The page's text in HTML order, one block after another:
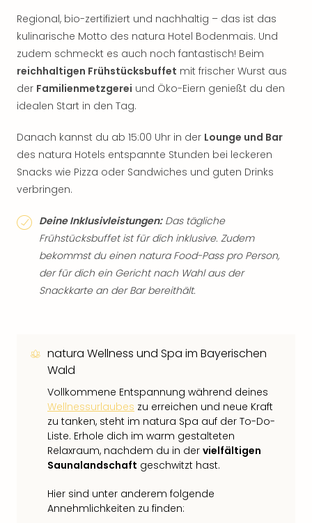
Regional, bio-zertifiziert und nachhaltig – das ist das
kulinarische Motto des natura Hotel Bodenmais. Und
zudem schmeckt es auch noch fantastisch! Beim
reichhaltigen Frühstücksbuffet mit frischer Wurst aus
der Familienmetzgerei und Öko-Eiern genießt du den
idealen Start in den Tag.
Danach kannst du ab 15:00 Uhr in der Lounge und Bar
des natura Hotels entspannte Stunden bei leckeren
Snacks wie Pizza oder Sandwiches und guten Drinks
verbringen.
Deine Inklusivleistungen:Das tägliche
Frühstücksbuffet ist für dich inklusive. Zudem
bekommst du einen natura Food-Pass pro Person,
der für dich ein Gericht nach Wahl aus der
Snackkarte an der Bar bereithält.
natura Wellness und Spa im Bayerischen
Wald
Vollkommene Entspannung während deines
Wellnessurlaubes zu erreichen und neue Kraft
zu tanken, steht im natura Spa auf der To-Do-
Liste. Erhole dich im warm gestalteten
Relaxraum, nachdem du in der vielfältigen
Saunalandschaft geschwitzt hast.
Hier sind unter anderem folgende
Annehmlichkeiten zu finden: